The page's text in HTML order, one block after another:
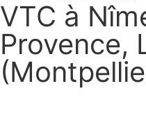
VTC à
Provence,